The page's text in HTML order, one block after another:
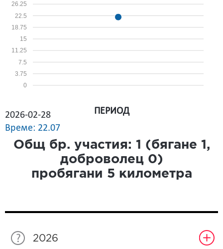
0
3.75
7.5
11.25
15
18.75
22.5
26.25
2026-02-28
Време: 22.07
ПЕРИОД
Общ бр. участия: 1 (бягане 1 ,
доброволец 0)
пробягани 5 километра
2026